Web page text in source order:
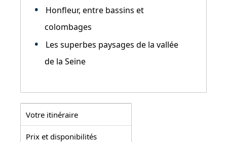
Honfleur, entre bassins et
colombages
Les superbes paysages de la vallée
de la Seine
Votre itinéraire
Prix et disponibilités